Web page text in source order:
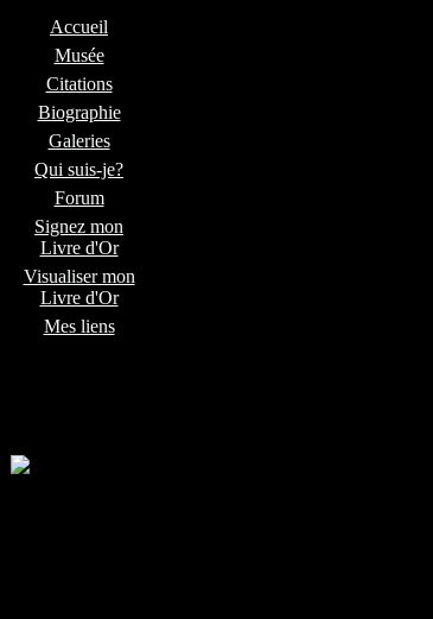
Accueil
Musée
Citations
Biographie
Galeries
Qui suis-je?
Forum
Signez mon
Livre d'Or
Visualiser mon
Livre d'Or
Mes liens